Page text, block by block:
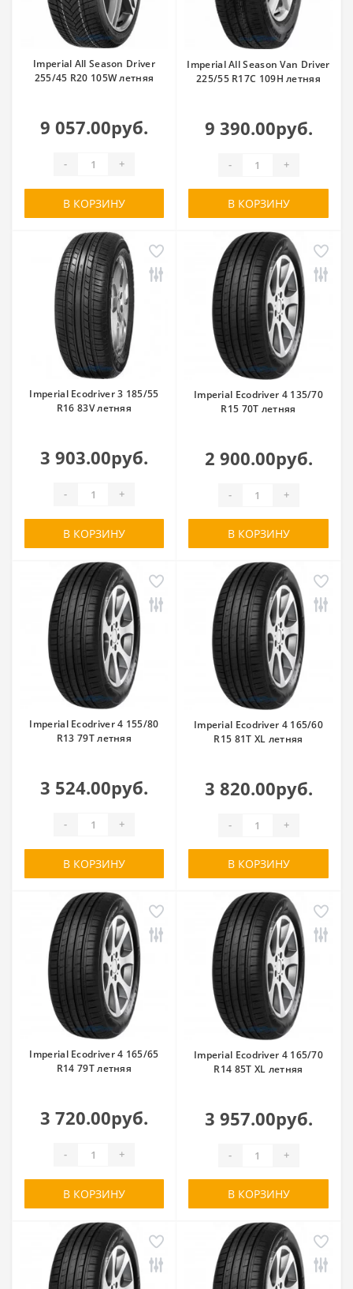
Imperial All Season Driver
255/45 R20 105W летняя
9 057.00руб.
- +
В КОРЗИНУ
Imperial All Season Van Driver
225/55 R17C 109H летняя
9 390.00руб.
- +
В КОРЗИНУ
Imperial Ecodriver 3 185/55
R16 83V летняя
3 903.00руб.
- +
В КОРЗИНУ
Imperial Ecodriver 4 135/70
R15 70T летняя
2 900.00руб.
- +
В КОРЗИНУ
Imperial Ecodriver 4 155/80
R13 79T летняя
3 524.00руб.
- +
В КОРЗИНУ
Imperial Ecodriver 4 165/60
R15 81T XL летняя
3 820.00руб.
- +
В КОРЗИНУ
Imperial Ecodriver 4 165/65
R14 79T летняя
3 720.00руб.
- +
В КОРЗИНУ
Imperial Ecodriver 4 165/70
R14 85T XL летняя
3 957.00руб.
- +
В КОРЗИНУ